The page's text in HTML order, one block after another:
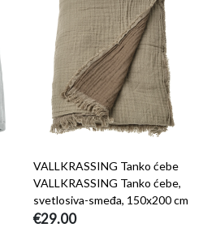
VALLKRASSING Tanko ćebe
VALLKRASSING Tanko ćebe,
svetlosiva-smeđa, 150x200 cm
€29.00